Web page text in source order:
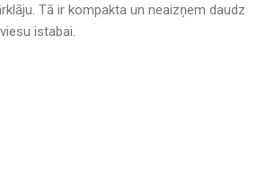
Tā ir kompakta un neaizņem daudz
istabai.